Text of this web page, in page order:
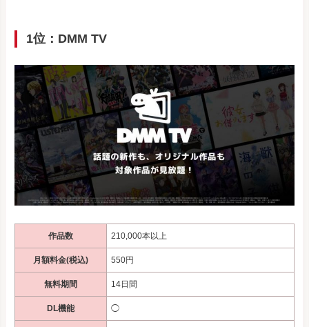
1位：DMM TV
作品数 210,000本以上
月額料金(税込) 550円
無料期間 14日間
DL機能 ◯